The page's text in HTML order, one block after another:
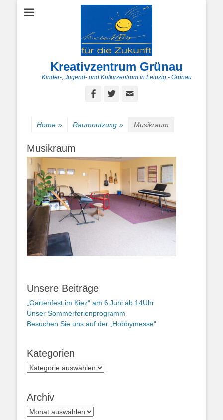
Kreativzentrum Grünau
Kinder-, Jugend- und Kulturzentrum in Leipzig - Grünau
Facebook
Twitter
Home » Raumnutzung » Musikraum
Musikraum
Unsere Beiträge
„Gartenfest im Kiez“ am 6.Juni ab 14Uhr
Unser Sommerferienprogramm
Besuchen Sie uns auf der „Hobbymesse“
Kategorien
Kategorien
Archiv
Archiv